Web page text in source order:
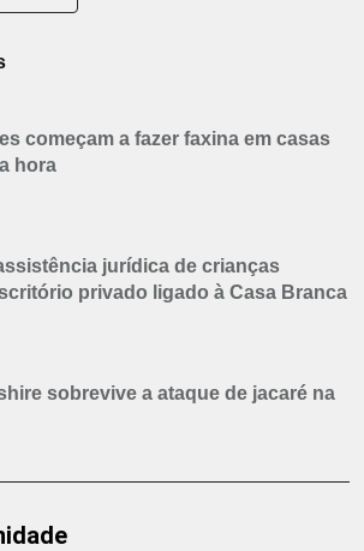
começam a fazer faxina em casas
hora
jurídica de crianças
privado ligado à Casa Branca
sobrevive a ataque de jacaré na